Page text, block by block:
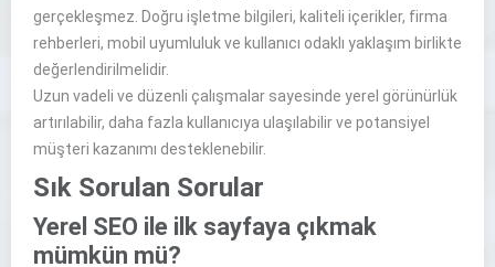
gerçekleşmez. Doğru işletme bilgileri, kaliteli içerikler, firma
rehberleri, mobil uyumluluk ve kullanıcı odaklı yaklaşım birlikte
değerlendirilmelidir.
Uzun vadeli ve düzenli çalışmalar sayesinde yerel görünürlük
artırılabilir, daha fazla kullanıcıya ulaşılabilir ve potansiyel
müşteri kazanımı desteklenebilir.
Sık Sorulan Sorular
Yerel SEO ile ilk sayfaya çıkmak
mümkün mü?